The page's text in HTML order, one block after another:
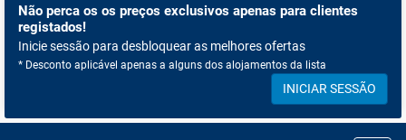
Não perca os os preços exclusivos apenas para clientes
registados!
Inicie sessão para desbloquear as melhores ofertas
* Desconto aplicável apenas a alguns dos alojamentos da lista
INICIAR SESSÃO